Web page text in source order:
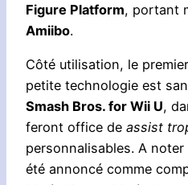
Figure Platform, portant
Amiibo.
Côté utilisation, le
petite technologie est
Smash Bros. for Wii U,
feront office de assist
personnalisables. A noter
été annoncé comme